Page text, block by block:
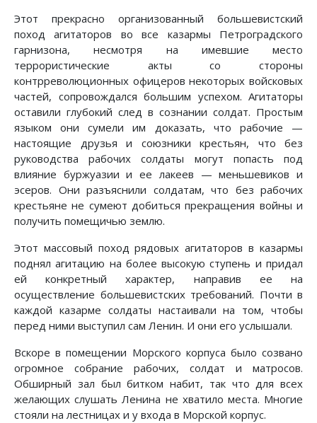
Этот прекрасно организованный большевистский
поход агитаторов во все казармы Петроградского
гарнизона, несмотря на имевшие место
террористические акты со стороны
контрреволюционных офицеров некоторых войсковых
частей, сопровождался большим успехом. Агитаторы
оставили глубокий след в сознании солдат. Простым
языком они сумели им доказать, что рабочие —
настоящие друзья и союзники крестьян, что без
руководства рабочих солдаты могут попасть под
влияние буржуазии и ее лакеев — меньшевиков и
эсеров. Они разъяснили солдатам, что без рабочих
крестьяне не сумеют добиться прекращения войны и
получить помещичью землю.
Этот массовый поход рядовых агитаторов в казармы
поднял агитацию на более высокую ступень и придал
ей конкретный характер, направив ее на
осуществление большевистских требований. Почти в
каждой казарме солдаты настаивали на том, чтобы
перед ними выступил сам Ленин. И они его услышали.
Вскоре в помещении Морского корпуса было созвано
огромное собрание рабочих, солдат и матросов.
Обширный зал был битком набит, так что для всех
желающих слушать Ленина не хватило места. Многие
стояли на лестницах и у входа в Морской корпус.